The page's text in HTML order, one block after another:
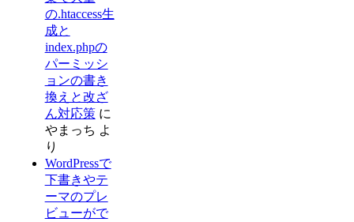
の.htaccess生
成と
index.phpの
パーミッシ
ョンの書き
換えと改ざ
ん対応策に
やまっち よ
り
WordPressで
下書きやテ
ーマのプレ
ビューがで